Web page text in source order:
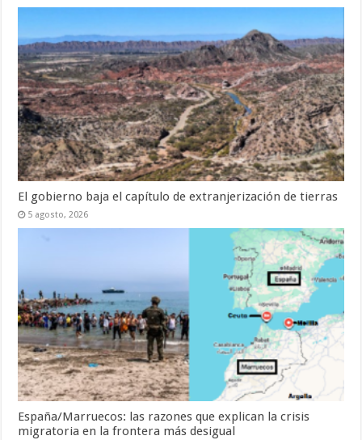
El gobierno baja el capítulo de extranjerización de tierras
5 agosto, 2026
España/Marruecos: las razones que explican la crisis
migratoria en la frontera más desigual